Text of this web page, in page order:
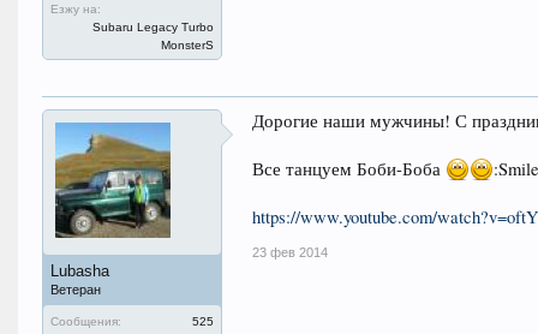
Езжу на:
Subaru Legacy Turbo
MonsterS
Lubasha
Ветеран
Сообщения:
525
Дорогие наши мужчины! С
Все танцуем Боби-Боба
https://www.youtube.com/
23 фев 2014